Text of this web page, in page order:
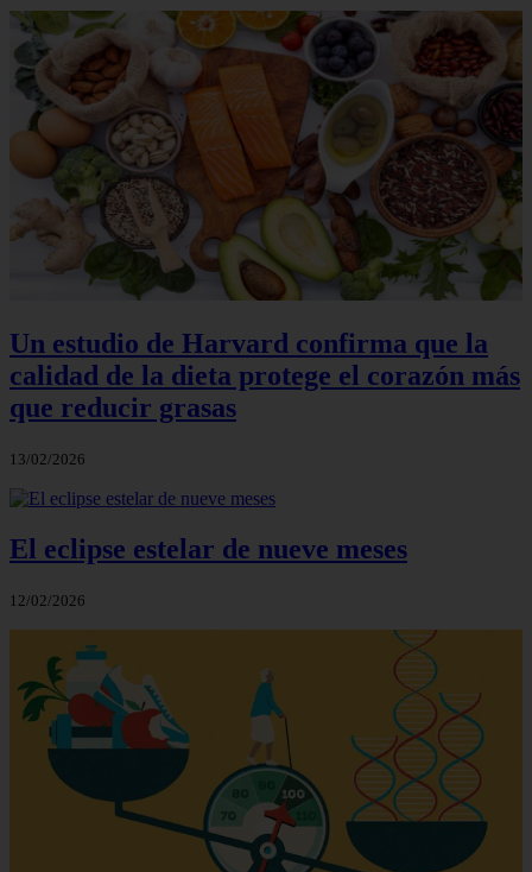
Un estudio de Harvard confirma que la
calidad de la dieta protege el corazón más
que reducir grasas
13/02/2026
El eclipse estelar de nueve meses
12/02/2026